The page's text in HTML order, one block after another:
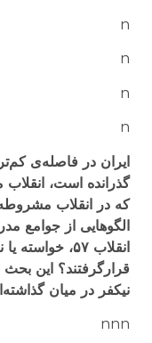
n
n
n
n
ایران در فاصله‌ی
گذرانده است،
که در انقلاب
الگوهایی از جوامع
انقلاب ۵۷،
قرارگرفتند؟ این
نیکفر در میان
nnn